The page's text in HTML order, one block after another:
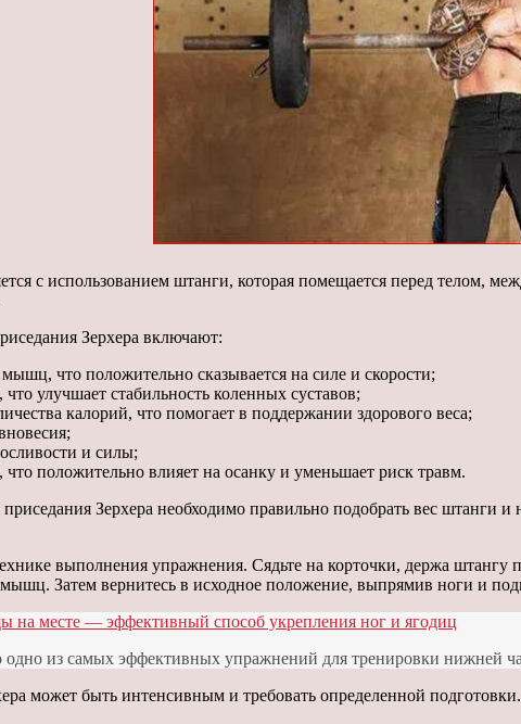
с использованием штанги, которая помещается перед телом,
Зерхера включают:
что положительно сказывается на силе и скорости;
улучшает стабильность коленных суставов;
калорий, что помогает в поддержании здорового веса;
и силы;
положительно влияет на осанку и уменьшает риск травм.
Зерхера необходимо правильно подобрать вес штанги
выполнения упражнения. Сядьте на корточки, держа
Затем вернитесь в исходное положение, выпрямив ноги и
на месте — эффективный способ укрепления ног и ягодиц
из самых эффективных упражнений для тренировки нижней
может быть интенсивным и требовать определенной